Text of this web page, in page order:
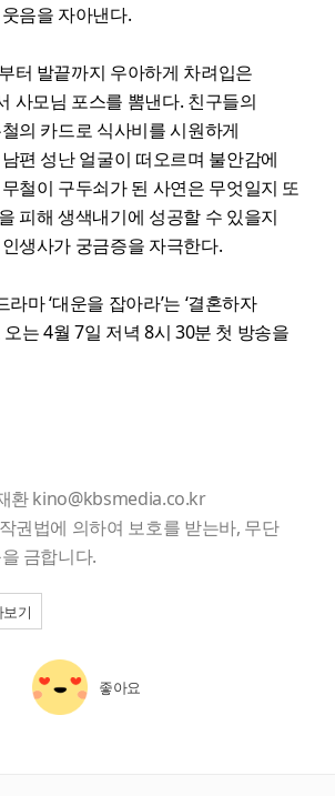
음을 자아낸다.
터 발끝까지 우아하게 차려입은
사모님 포스를 뽐낸다. 친구들의
의 카드로 식사비를 시원하게
편 성난 얼굴이 떠오르며 불안감에
철이 구두쇠가 된 사연은 무엇일지 또
피해 생색내기에 성공할 수 있을지
생사가 궁금증을 자극한다.
라마 ‘대운을 잡아라’는 ‘결혼하자
오는 4월 7일 저녁 8시 30분 첫 방송을
환 kino@kbsmedia.co.kr
권법에 의하여 보호를 받는바, 무단
금합니다.
기
좋아요